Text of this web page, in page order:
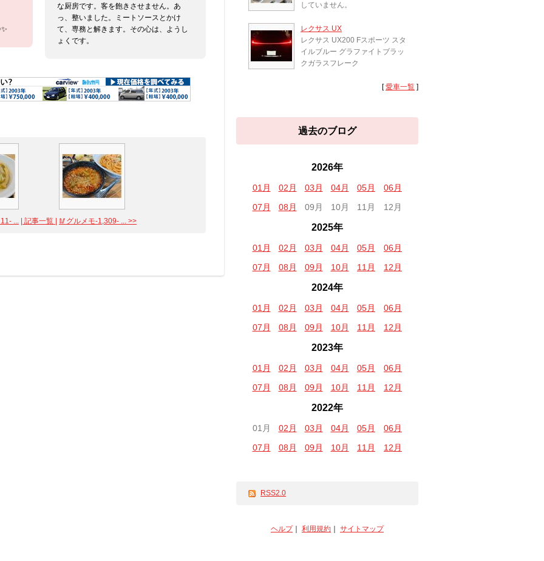
な厨房です。客を飽きさせません。あ
っ、整いました。ミートソースとかけ
て、専務と解きます。その心は、ようし
ょくです。
... | 記事一覧 | 🥢グルメモ-1,309- ... >>
していません。
レクサス UX
レクサス UX200 Fスポーツ スタ
イルブルー グラファイトブラッ
クガラスフレーク
[愛車一覧 ]
過去のブログ
2026年
01月 02月 03月 04月 05月
06月
07月
08月 09月 10月 11月 12月
2025年
01月 02月 03月 04月 05月
06月
07月
08月 09月 10月 11月 12月
2024年
01月 02月 03月 04月 05月
06月
07月
08月 09月 10月 11月 12月
2023年
01月 02月 03月 04月 05月
06月
07月
08月 09月 10月 11月 12月
2022年
01月 02月 03月 04月 05月
06月
07月
08月 09月 10月 11月 12月
RSS2.0
ヘルプ｜ 利用規約 サイトマップ